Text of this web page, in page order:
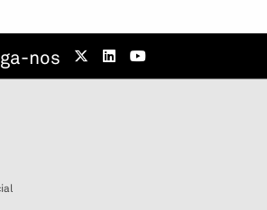
nos